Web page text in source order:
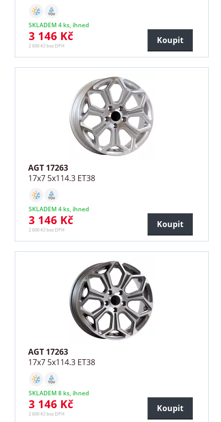
SKLADEM 4 ks, ihned
3 146 Kč
2 600 Kč bez DPH
Koupit
AGT 17263
17x7 5x114.3 ET38
SKLADEM 4 ks, ihned
3 146 Kč
2 600 Kč bez DPH
Koupit
AGT 17263
17x7 5x114.3 ET38
SKLADEM 8 ks, ihned
3 146 Kč
2 600 Kč bez DPH
Koupit